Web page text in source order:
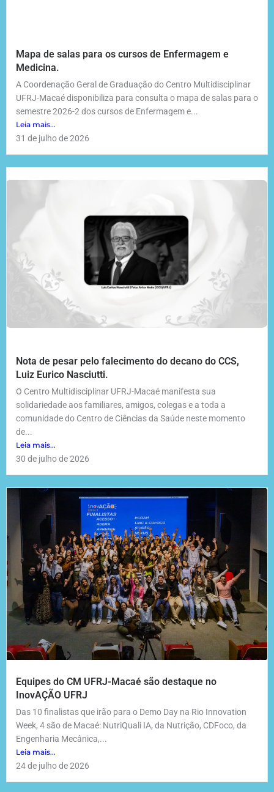
Mapa de salas para os cursos de Enfermagem e
Medicina.
A Coordenação Geral de Graduação do Centro Multidisciplinar
UFRJ-Macaé disponibiliza para consulta o mapa de salas para o
semestre 2026-2 dos cursos de Enfermagem e...
Leia mais...
31 de julho de 2026
Nota de pesar pelo falecimento do decano do CCS,
Luiz Eurico Nasciutti.
O Centro Multidisciplinar UFRJ-Macaé manifesta sua
solidariedade aos familiares, amigos, colegas e a toda a
comunidade do Centro de Ciências da Saúde neste momento
de...
Leia mais...
30 de julho de 2026
Equipes do CM UFRJ-Macaé são destaque no
InovAÇÃO UFRJ
Das 10 finalistas que irão para o Demo Day na Rio Innovation
Week, 4 são de Macaé: NutriQuali IA, da Nutrição, CDFoco, da
Engenharia Mecânica,...
Leia mais...
24 de julho de 2026